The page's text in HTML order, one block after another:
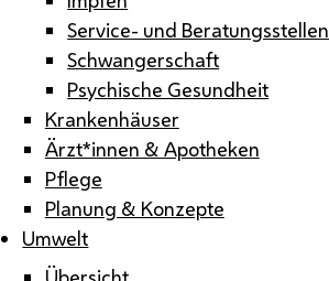
Service- und Beratungsstellen
Schwangerschaft
Psychische Gesundheit
Krankenhäuser
Ärzt*innen & Apotheken
Pflege
Planung & Konzepte
Umwelt